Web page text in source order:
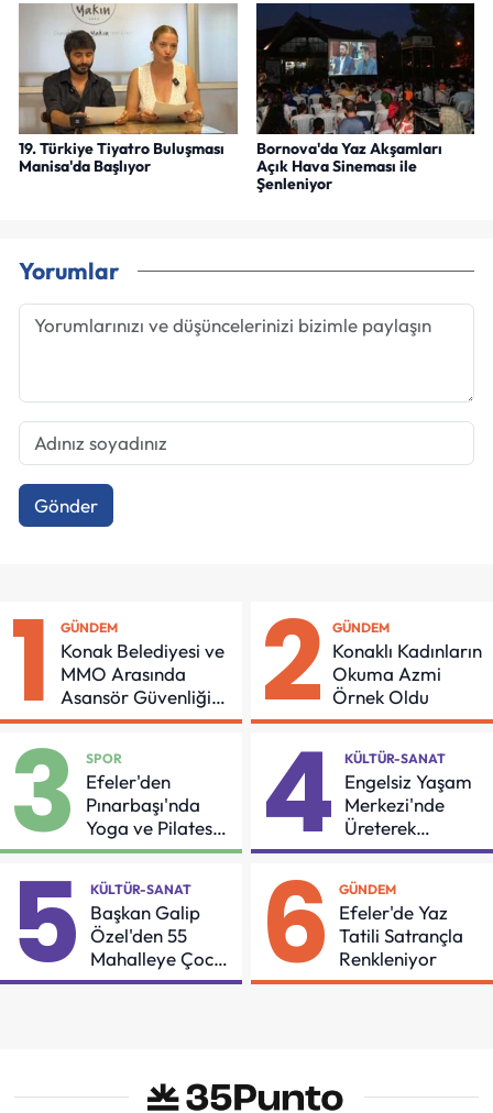
19. Türkiye Tiyatro Buluşması
Manisa'da Başlıyor
Bornova'da Yaz Akşamları
Açık Hava Sineması ile
Şenleniyor
Yorumlar
Gönder
1 GÜNDEM
Konak Belediyesi ve
MMO Arasında
Asansör Güvenliği
İçin Önemli Protokol
2 GÜNDEM
Konaklı Kadınların
Okuma Azmi
Örnek Oldu
3 SPOR
Efeler'den
Pınarbaşı'nda
Yoga ve Pilates
Buluşması
4 KÜLTÜR-SANAT
Engelsiz Yaşam
Merkezi'nde
Üreterek
Güçleniyorlar
5 KÜLTÜR-SANAT
Başkan Galip
Özel'den 55
Mahalleye Çocuk
Şenliği
6 GÜNDEM
Efeler'de Yaz
Tatili Satrançla
Renkleniyor